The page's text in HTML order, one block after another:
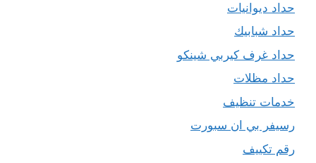
حداد ديوانيات
حداد شبابيك
حداد غرف كيربي شينكو
حداد مظلات
خدمات تنظيف
رسيفر بي ان سبورت
رقم تكييف